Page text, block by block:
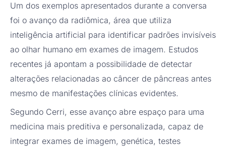
Um dos exemplos apresentados durante a conversa
foi o avanço da radiômica, área que utiliza
inteligência artificial para identificar padrões invisíveis
ao olhar humano em exames de imagem. Estudos
recentes já apontam a possibilidade de detectar
alterações relacionadas ao câncer de pâncreas antes
mesmo de manifestações clínicas evidentes.
Segundo Cerri, esse avanço abre espaço para uma
medicina mais preditiva e personalizada, capaz de
integrar exames de imagem, genética, testes